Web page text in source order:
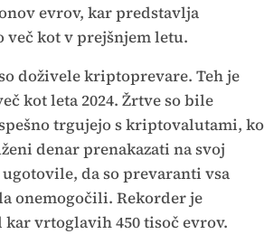
evrov, kar predstavlja
kot v prejšnjem letu.
doživele kriptoprevare. Teh je
kot leta 2024. Žrtve so bile
trgujejo s kriptovalutami, ko
denar prenakazati na svoj
da so prevaranti vsa
onemogočili. Rekorder je
vrtoglavih 450 tisoč evrov.